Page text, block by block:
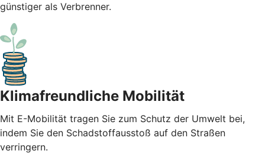
günstiger als Verbrenner.
Klimafreundliche Mobilität
Mit E-Mobilität tragen Sie zum Schutz der Umwelt bei,
indem Sie den Schadstoffausstoß auf den Straßen
verringern.